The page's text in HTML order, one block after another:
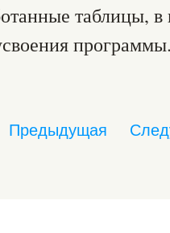
таблицы,
Предыдущая